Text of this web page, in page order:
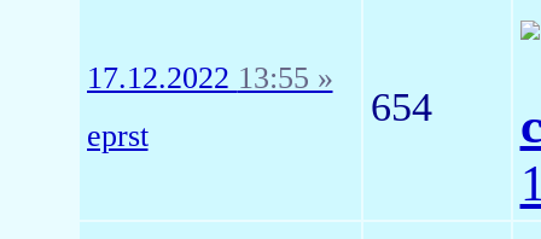
17.12.2022 13:55 »
eprst
654